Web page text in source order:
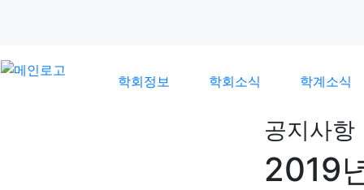
학회정보 학회소식 학계소식
공지사항
2019